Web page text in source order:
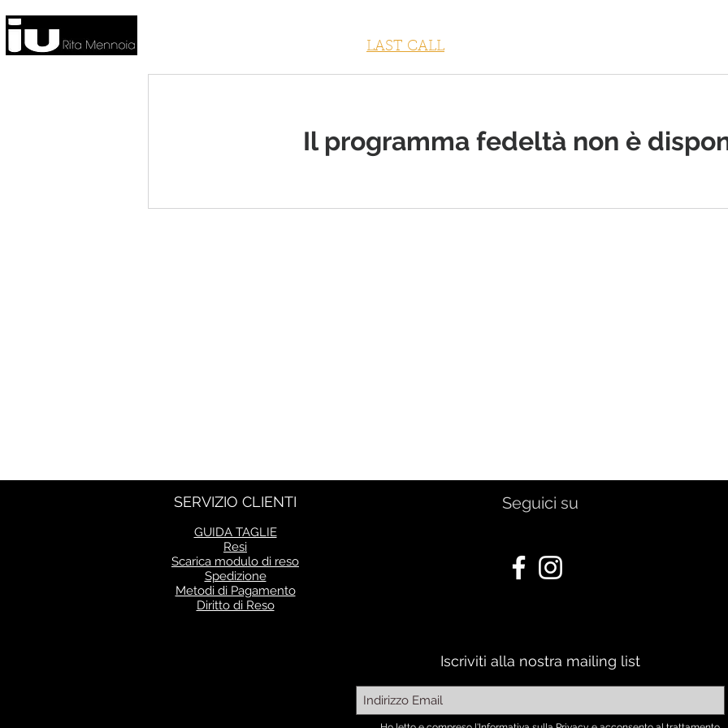
LAST CALL
Il programma fedeltà non è
SERVIZIO CLIENTI
GUIDA TAGLIE
Resi
Scarica modulo di reso
Spedizione
Metodi di Pagamento
Diritto di Reso
Seguici su
Iscriviti alla nostra mailing list